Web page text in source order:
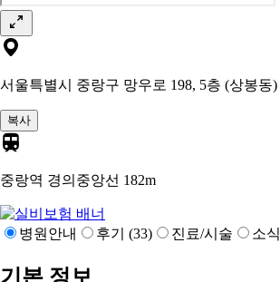
서울특별시 중랑구 망우로 198, 5층 (상봉동)
복사
중랑역 경의중앙선 182m
병원안내 후기 (33) 진료/시술 소식
기본 정보